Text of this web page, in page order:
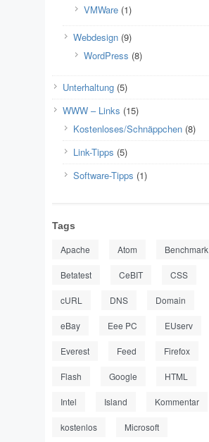
VMWare (1)
Webdesign (9)
WordPress (8)
Unterhaltung (5)
WWW – Links (15)
Kostenloses/Schnäppchen (8)
Link-Tipps (5)
Software-Tipps (1)
Tags
Apache Atom Benchmark
Betatest CeBIT CSS
cURL DNS Domain
eBay Eee PC EUserv
Everest Feed Firefox
Flash Google HTML
Intel Island Kommentar
kostenlos Microsoft